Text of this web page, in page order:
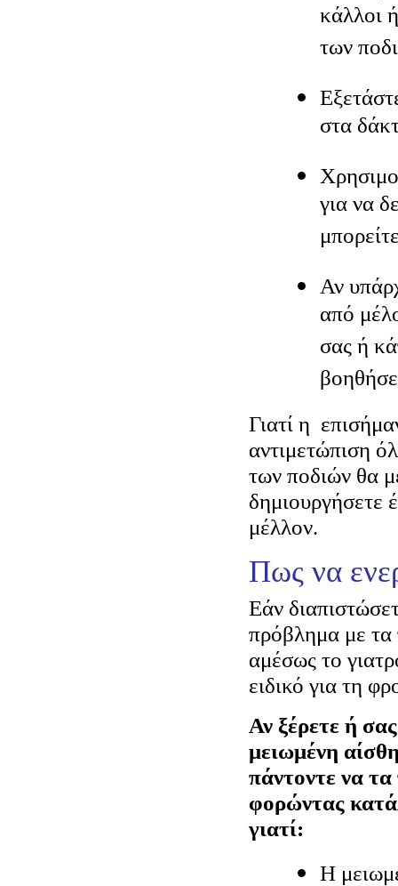
κάλλοι
των
στα
για να
Αν
από
σας ή
Γιατί η
αντιμετώπιση
των ποδιών θα
δημιουργήσετε
μέλλον.
Πως να
Εάν
πρόβλημα με τα
αμέσως το
ειδικό για τη
Αν ξέρετε ή σας
μειωμένη
πάντοντε να
φορώντας
γιατί:
Η